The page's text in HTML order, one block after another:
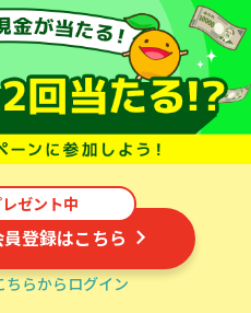
ゼント中
登録はこちら
ちらからログイン